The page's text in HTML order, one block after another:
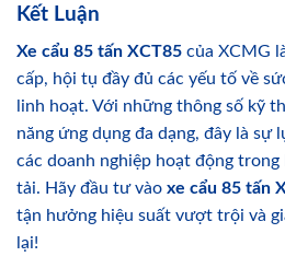
Kết Luận
Xe cẩu 85 tấn XCT85 của XCMG
cấp, hội tụ đầy đủ các yếu tố về
linh hoạt. Với những thông số kỹ
năng ứng dụng đa dạng, đây là sự
các doanh nghiệp hoạt động
tải. Hãy đầu tư vào xe cẩu 85 tấn
tận hưởng hiệu suất vượt trội và
lại!